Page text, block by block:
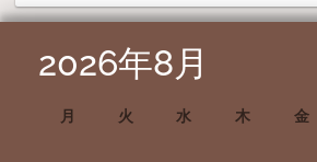
2026年8月
月 火 水 木 金